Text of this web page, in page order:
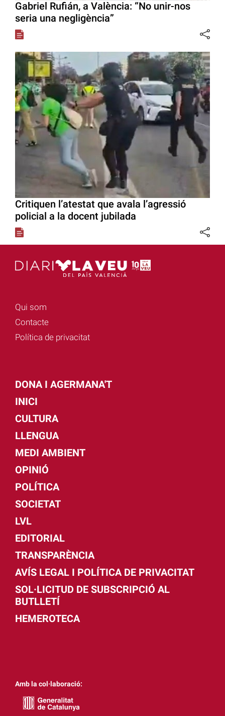
Gabriel Rufián, a València: “No unir-nos
seria una negligència”
Critiquen l’atestat que avala l’agressió
policial a la docent jubilada
Qui som
Contacte
Política de privacitat
DONA I AGERMANA'T
INICI
CULTURA
LLENGUA
MEDI AMBIENT
OPINIÓ
POLÍTICA
SOCIETAT
LVL
EDITORIAL
TRANSPARÈNCIA
AVÍS LEGAL I POLÍTICA DE PRIVACITAT
SOL·LICITUD DE SUBSCRIPCIÓ AL
BUTLLETÍ
HEMEROTECA
Amb la col·laboració: